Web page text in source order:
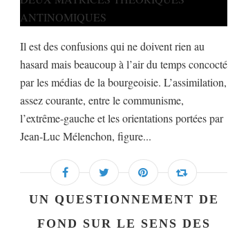
Il est des confusions qui ne doivent rien au
hasard mais beaucoup à l’air du temps concocté
par les médias de la bourgeoisie. L’assimilation,
assez courante, entre le communisme,
l’extrême-gauche et les orientations portées par
Jean-Luc Mélenchon, figure...
UN QUESTIONNEMENT DE
FOND SUR LE SENS DES